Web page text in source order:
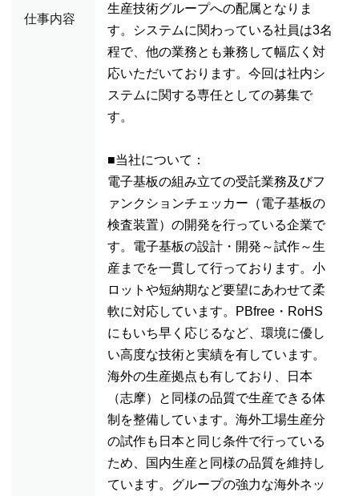
仕事内容
生産技術グループへの配属となりま
す。システムに関わっている社員は3名
程で、他の業務とも兼務して幅広く対
応いただいております。今回は社内シ
ステムに関する専任としての募集で
す。
■当社について：
電子基板の組み立ての受託業務及びフ
ァンクションチェッカー（電子基板の
検査装置）の開発を行っている企業で
す。電子基板の設計・開発～試作～生
産までを一貫して行っております。小
ロットや短納期など要望にあわせて柔
軟に対応しています。PBfree・RoHS
にもいち早く応じるなど、環境に優し
い高度な技術と実績を有しています。
海外の生産拠点も有しており、日本
（志摩）と同様の品質で生産できる体
制を整備しています。海外工場生産分
の試作も日本と同じ条件で行っている
ため、国内生産と同様の品質を維持し
ています。グループの強力な海外ネッ